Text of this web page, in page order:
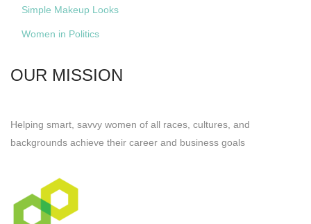
Simple Makeup Looks
Women in Politics
OUR MISSION
Helping smart, savvy women of all races, cultures, and
backgrounds achieve their career and business goals